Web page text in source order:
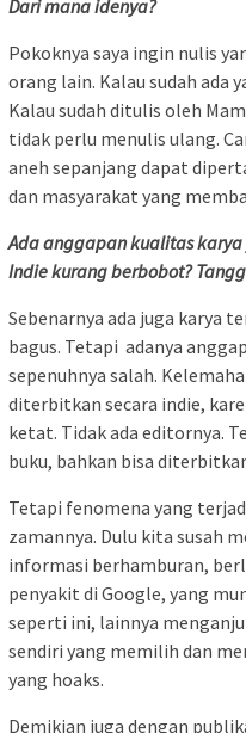
Dari mana idenya?
Pokoknya saya ingin nulis
orang lain. Kalau sudah ada
Kalau sudah ditulis oleh
tidak perlu menulis ulang.
aneh sepanjang dapat
dan masyarakat yang
Ada anggapan kualitas
Indie kurang berbobot?
Sebenarnya ada juga karya
bagus. Tetapi adanya
sepenuhnya salah.
diterbitkan secara indie,
ketat. Tidak ada editornya.
buku, bahkan bisa
Tetapi fenomena yang
zamannya. Dulu kita susah
informasi berhamburan,
penyakit di Google, yang
seperti ini, lainnya
sendiri yang memilih dan
yang hoaks.
Demikian juga dengan